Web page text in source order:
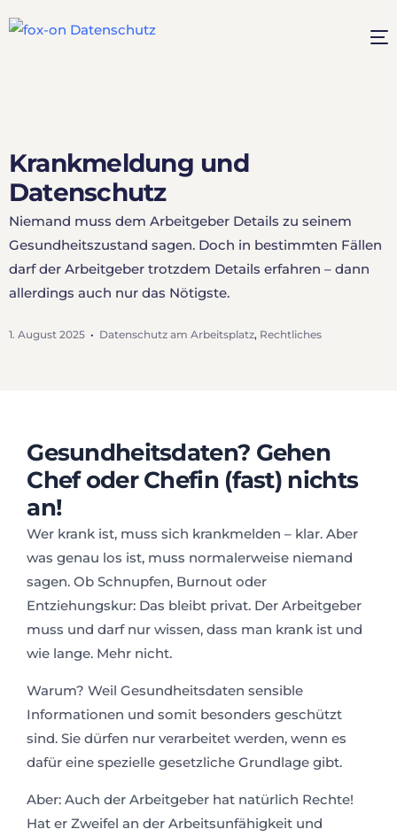
Krankmeldung und
Datenschutz
Niemand muss dem Arbeitgeber Details zu seinem
Gesundheitszustand sagen. Doch in bestimmten Fällen
darf der Arbeitgeber trotzdem Details erfahren – dann
allerdings auch nur das Nötigste.
1. August 2025 Datenschutz am Arbeitsplatz, Rechtliches
Gesundheitsdaten? Gehen
Chef oder Chefin (fast) nichts
an!
Wer krank ist, muss sich krankmelden – klar. Aber
was genau los ist, muss normalerweise niemand
sagen. Ob Schnupfen, Burnout oder
Entziehungskur: Das bleibt privat. Der Arbeitgeber
muss und darf nur wissen, dass man krank ist und
wie lange. Mehr nicht.
Warum? Weil Gesundheitsdaten sensible
Informationen und somit besonders geschützt
sind. Sie dürfen nur verarbeitet werden, wenn es
dafür eine spezielle gesetzliche Grundlage gibt.
Aber: Auch der Arbeitgeber hat natürlich Rechte!
Hat er Zweifel an der Arbeitsunfähigkeit und